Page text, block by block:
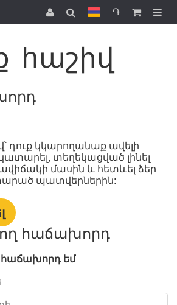
֏
հաշիվ
դուք կկարողանաք ավելի
տեղեկացված լինել
մասին և հետևել ձեր
պատվերներին:
հաճախորդ
հաճախորդ եմ